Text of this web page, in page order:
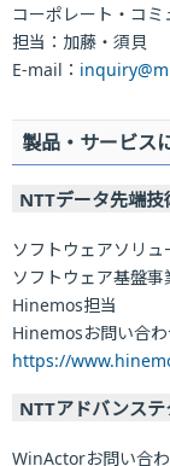
コーポレート・コ
担当：加藤・須貝
E-mail：
製品・サービス
NTTデータ先端技
ソフトウェアソリ
ソフトウェア基盤事
Hinemos担当
Hinemosお問い合
https://
NTTアドバンス
WinActorお問い合